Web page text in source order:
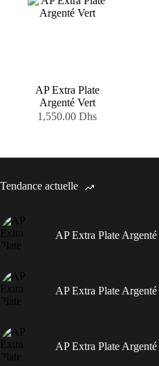
AP Extra Plate
Argenté Vert
1,550.00Dhs
Tendance actuelle
AP Extra Plate
AP Extra Plate
AP Extra Plate